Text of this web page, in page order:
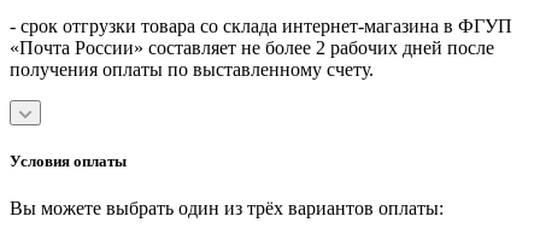
- срок отгрузки товара со склада интернет-магазина в ФГУП
«Почта России» составляет не более 2 рабочих дней после
получения оплаты по выставленному счету.
Условия оплаты
Вы можете выбрать один из трёх вариантов оплаты: